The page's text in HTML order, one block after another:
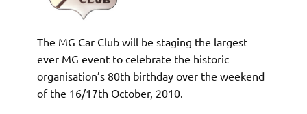
The MG Car Club will be staging the largest
ever MG event to celebrate the historic
organisation’s 80th birthday over the weekend
of the 16/17th October, 2010.